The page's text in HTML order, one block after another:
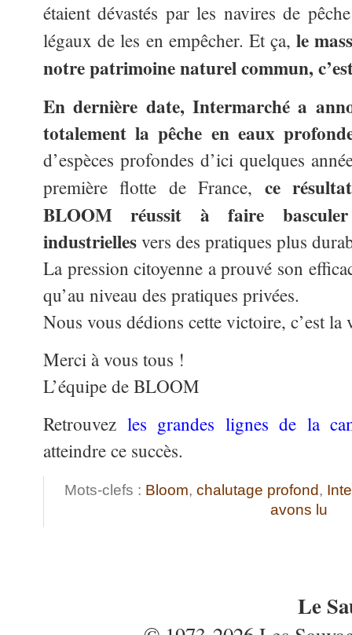
étaient dévastés par les navires de
légaux de les en empêcher. Et ça,le
notre patrimoine naturel commun,
En dernière date, Intermarché a
totalement la pêche en eaux
d’espèces profondes d’ici quelques
première flotte de France, ce
BLOOM réussit à faire
industriellesvers des pratiques plus
La pression citoyenne a prouvé son
qu’au niveau des pratiques privées.
Nous vous dédions cette victoire, c’est la
Merci à vous tous !
L’équipe de BLOOM
Retrouvez les grandes lignes de la
atteindre ce succès.
Mots-clefs : Bloom, chalutage profond,
avons lu
Le